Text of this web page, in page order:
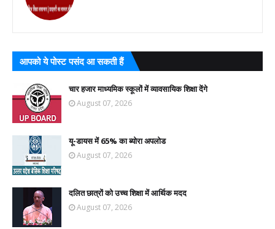
आपको ये पोस्ट पसंद आ सकती हैं
चार हजार माध्यमिक स्कूलों में व्यावसायिक शिक्षा देंगे
August 07, 2026
यू-डायस में 65% का ब्योरा अपलोड
August 07, 2026
दलित छात्रों को उच्च शिक्षा में आर्थिक मदद
August 07, 2026